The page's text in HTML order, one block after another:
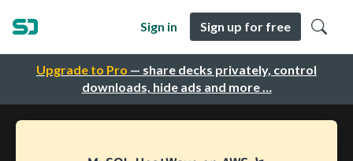
Upgrade to Pro — share decks privately, control
downloads, hide ads and more …
Sign in Sign up for free